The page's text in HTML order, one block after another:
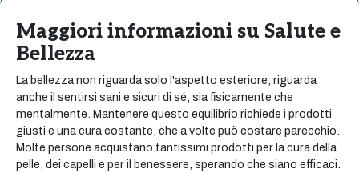
Maggiori informazioni su Salute e
Bellezza
La bellezza non riguarda solo l'aspetto esteriore; riguarda
anche il sentirsi sani e sicuri di sé, sia fisicamente che
mentalmente. Mantenere questo equilibrio richiede i prodotti
giusti e una cura costante, che a volte può costare parecchio.
Molte persone acquistano tantissimi prodotti per la cura della
pelle, dei capelli e per il benessere, sperando che siano efficaci.